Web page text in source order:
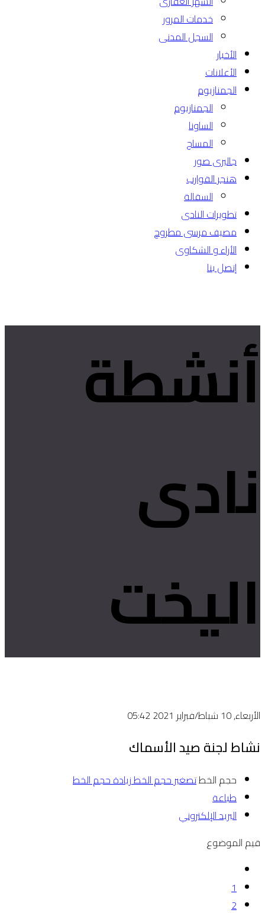
خدمات المرور
السجل المدنى
الأخبار
الأعلانات
الجمنازيوم
الجمنازيوم
الساونا
المساج
جاليرى صور
هنجر القوارب
السقالة
تطويرات النادى
مصيف مرسى مطروح
الأراء و الشكاوى
إتصل بنا
أنشطة
نادى
اليخت
الأربعاء, 10 شباط/فبراير 2021 05:42
نشاط لجنة صيد الأسماك
حجم الخطتصغير حجم الخطزيادة حجم الخط
طباعة
البريد الإلكتروني
قيم الموضوع
1
2